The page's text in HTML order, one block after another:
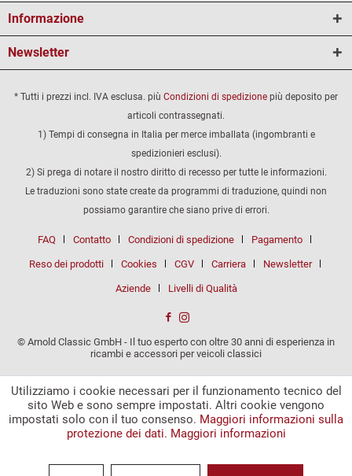
Informazione
Newsletter
* Tutti i prezzi incl. IVA esclusa. più Condizioni di spedizione più deposito per
articoli contrassegnati.
1) Tempi di consegna in Italia per merce imballata (ingombranti e
spedizionieri esclusi).
2) Si prega di notare il nostro diritto di recesso per tutte le informazioni.
Le traduzioni sono state create da programmi di traduzione, quindi non
possiamo garantire che siano prive di errori.
FAQ Contatto Condizioni di spedizione Pagamento
Reso dei prodotti Cookies CGV Carriera Newsletter
Aziende Livelli di Qualità
© Arnold Classic GmbH - Il tuo esperto con oltre 30 anni di esperienza in
ricambi e accessori per veicoli classici
Utilizziamo i cookie necessari per il funzionamento tecnico del
sito Web e sono sempre impostati. Altri cookie vengono
impostati solo con il tuo consenso. Maggiori informazioni sulla
protezione dei dati. Maggiori informazioni